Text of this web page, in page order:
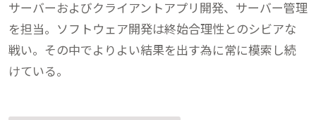
サーバーおよびクライアントアプリ開発、サーバー管理
を担当。ソフトウェア開発は終始合理性とのシビアな
戦い。その中でよりよい結果を出す為に常に模索し続
けている。